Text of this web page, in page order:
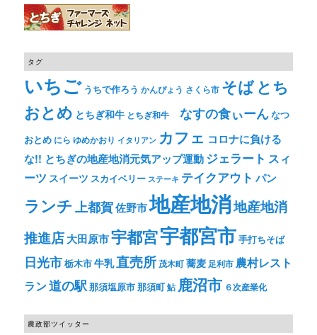
タグ
いちご うちで作ろう かんぴょう さくら市 そばとち
おとめ とちぎ和牛 とちぎ和牛 なすの食ぃーんなつ
おとめ にら ゆめかおり イタリアン カフェ コロナに負ける
な!! とちぎの地産地消元気アップ運動ジェラート スィ
ーツ スイーツ スカイベリー ステーキ テイクアウト パン
ランチ上都賀佐野市地産地消地産地消
推進店大田原市宇都宮宇都宮市手打ちそば
日光市栃木市牛乳直売所 茂木町蕎麦 足利市 農村レスト
ラン道の駅那須塩原市那須町鮎 鹿沼市 ６次産業化
農政部ツイッター